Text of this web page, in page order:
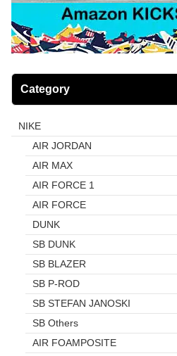
Category
NIKE
AIR JORDAN
AIR MAX
AIR FORCE 1
AIR FORCE
DUNK
SB DUNK
SB BLAZER
SB P-ROD
SB STEFAN JANOSKI
SB Others
AIR FOAMPOSITE